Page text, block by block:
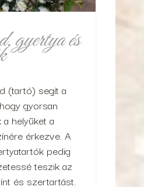
gyertya és
(tartó) segít a
gyorsan
a helyüket a
érkezve. A
pedig
teszik az
és szertartást.